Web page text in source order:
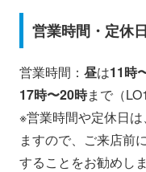
営業時間・定休日
営業時間： 昼は11時
17時〜20時まで（
※営業時間や定休日
ますので、ご来店前
することをお勧めしま